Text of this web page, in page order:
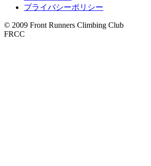
プライバシーポリシー
© 2009 Front Runners Climbing Club
FRCC